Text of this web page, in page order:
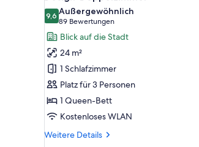
Fotos
für
Design-
Doppelzimmer
anzeigen
9,69,6 von 10
Außergewöhnlich
89 Bewertungen
(89
Bewertungen)
Blick auf die Stadt
24 m²
1 Schlafzimmer
Platz für 3 Personen
1 Queen-Bett
Kostenloses WLAN
Weitere Details
Weitere